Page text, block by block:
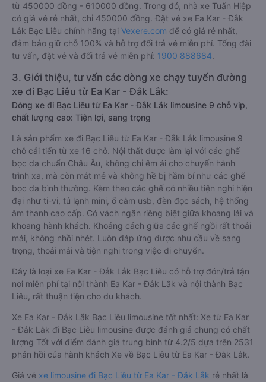
từ 450000 đồng - 610000 đồng. Trong đó, nhà xe Tuấn Hiệp
có giá vé rẻ nhất, chỉ 450000 đồng. Đặt vé xe Ea Kar - Đắk
Lắk Bạc Liêu chính hãng tại Vexere.com để có giá rẻ nhất,
đảm bảo giữ chỗ 100% và hỗ trợ đổi trả vé miễn phí. Tổng đài
tư vấn, đặt vé và đổi trả vé miễn phí: 1900 888684.
3. Giới thiệu, tư vấn các dòng xe chạy tuyến đường
xe đi Bạc Liêu từ Ea Kar - Đắk Lắk:
Dòng xe đi Bạc Liêu từ Ea Kar - Đắk Lắk limousine 9 chỗ vip,
chất lượng cao: Tiện lợi, sang trọng
Là sản phẩm xe đi Bạc Liêu từ Ea Kar - Đắk Lắk limousine 9
chỗ cải tiến từ xe 16 chỗ. Nội thất được làm lại với các ghế
bọc da chuẩn Châu Âu, không chỉ êm ái cho chuyến hành
trình xa, mà còn mát mẻ và không hề bị hầm bí như các ghế
bọc da bình thường. Kèm theo các ghế có nhiều tiện nghi hiện
đại như ti-vi, tủ lạnh mini, ổ cắm usb, đèn đọc sách, hệ thống
âm thanh cao cấp. Có vách ngăn riêng biệt giữa khoang lái và
khoang hành khách. Khoảng cách giữa các ghế ngồi rất thoải
mái, không nhồi nhét. Luôn đáp ứng được nhu cầu về sang
trọng, thoải mái và tiện nghi trong việc di chuyển.
Đây là loại xe Ea Kar - Đắk Lắk Bạc Liêu có hỗ trợ đón/trả tận
nơi miễn phí tại nội thành Ea Kar - Đắk Lắk và nội thành Bạc
Liêu, rất thuận tiện cho du khách.
Xe Ea Kar - Đắk Lắk Bạc Liêu limousine tốt nhất: Xe từ Ea Kar
- Đắk Lắk đi Bạc Liêu limousine được đánh giá chung có chất
lượng Tốt với điểm đánh giá trung bình từ 4.2/5 dựa trên 2531
phản hồi của hành khách Xe về Bạc Liêu từ Ea Kar - Đắk Lắk.
Giá vé xe limousine đi Bạc Liêu từ Ea Kar - Đắk Lắk rẻ nhất là